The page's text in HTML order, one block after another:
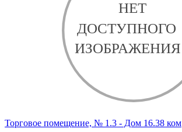
Торговое помещение, № 1.3 - Дом 16.38 ком